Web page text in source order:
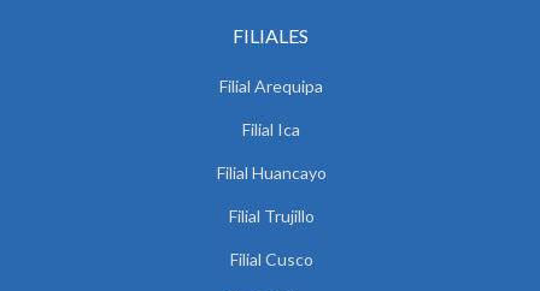
FILIALES
Filial Arequipa
Filial Ica
Filial Huancayo
Filial Trujillo
Filial Cusco